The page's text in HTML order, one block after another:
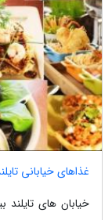
غذاهای خیابانی
خیابان های